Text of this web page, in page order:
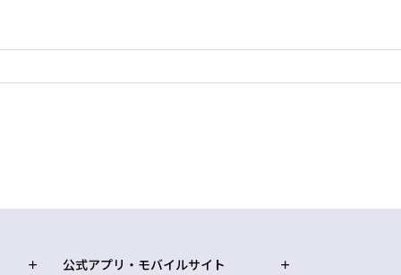
公式アプリ・モバイルサイト